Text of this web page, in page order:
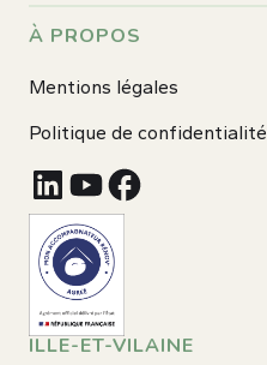
À PROPOS
Mentions légales
Politique de confidentialité
ILLE-ET-VILAINE